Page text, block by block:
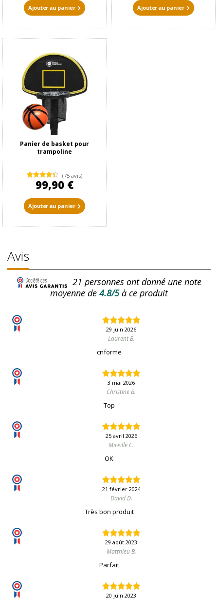
Ajouter au panier Ajouter au panier
Panier de basket pour
trampoline
(75 avis)
99,90 €
Ajouter au panier
Avis
21 personnes ont donné une note
moyenne de 4.8/5à ce produit
29 juin 2026
Laurent B.
cnforme
3 mai 2026
Christine B.
Top
25 avril 2026
Mireille C.
OK
21 février 2024
David D.
Très bon produit
29 août 2023
Matthieu B.
Parfait
20 juin 2023